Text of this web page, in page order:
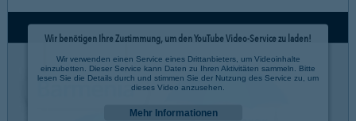
Wir benötigen Ihre Zustimmung, um den YouTube Video-Service zu laden!
Wir verwenden einen Service eines Drittanbieters, um Videoinhalte
einzubetten. Dieser Service kann Daten zu Ihren Aktivitäten sammeln. Bitte
lesen Sie die Details durch und stimmen Sie der Nutzung des Service zu, um
dieses Video anzusehen.
Mehr Informationen